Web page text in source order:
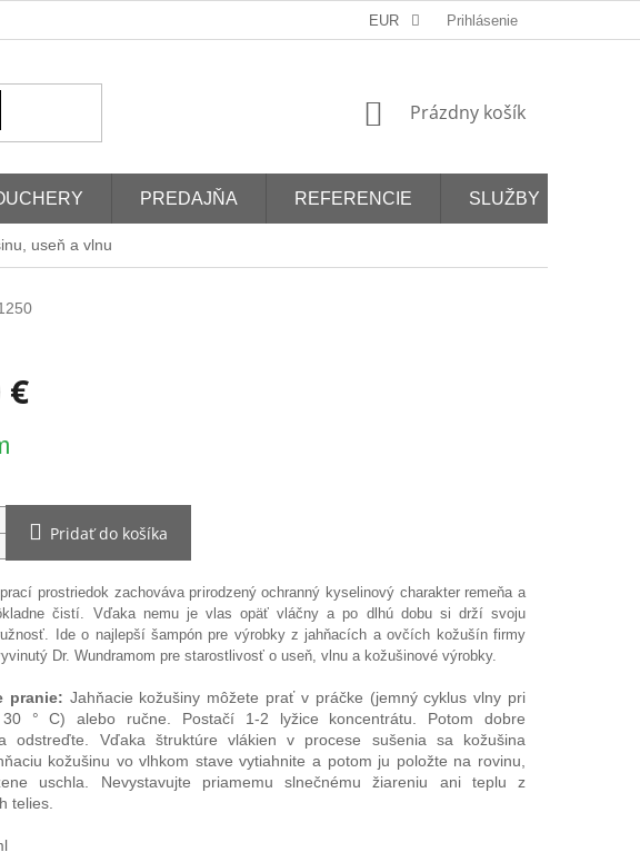
EUR Prihlásenie
NÁKUPNÝ
Prázdny košík
PREDAJŇA REFERENCIE SLUŽBY
useň a vlnu
€
Pridať do košíka
prostriedok zachováva prirodzený ochranný kyselinový charakter remeňa a
čistí. Vďaka nemu je vlas opäť vláčny a po dlhú dobu si drží svoju
Ide o najlepší šampón pre výrobky z jahňacích a ovčích kožušín firmy
Dr. Wundramom pre starostlivosť o useň, vlnu a kožušinové výrobky.
pranie: Jahňacie kožušiny môžete prať v práčke (jemný cyklus vlny pri
30 ° C) alebo ručne. Postačí 1-2 lyžice koncentrátu. Potom dobre
odstreďte. Vďaka štruktúre vlákien v procese sušenia sa kožušina
kožušinu vo vlhkom stave vytiahnite a potom ju položte na rovinu,
uschla.
Nevystavujte priamemu slnečnému žiareniu ani teplu z
telies.